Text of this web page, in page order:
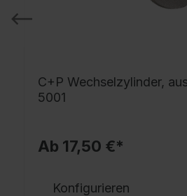
C+P Wechselzylinder,
5001
Ab 17,50 €*
Konfigurieren